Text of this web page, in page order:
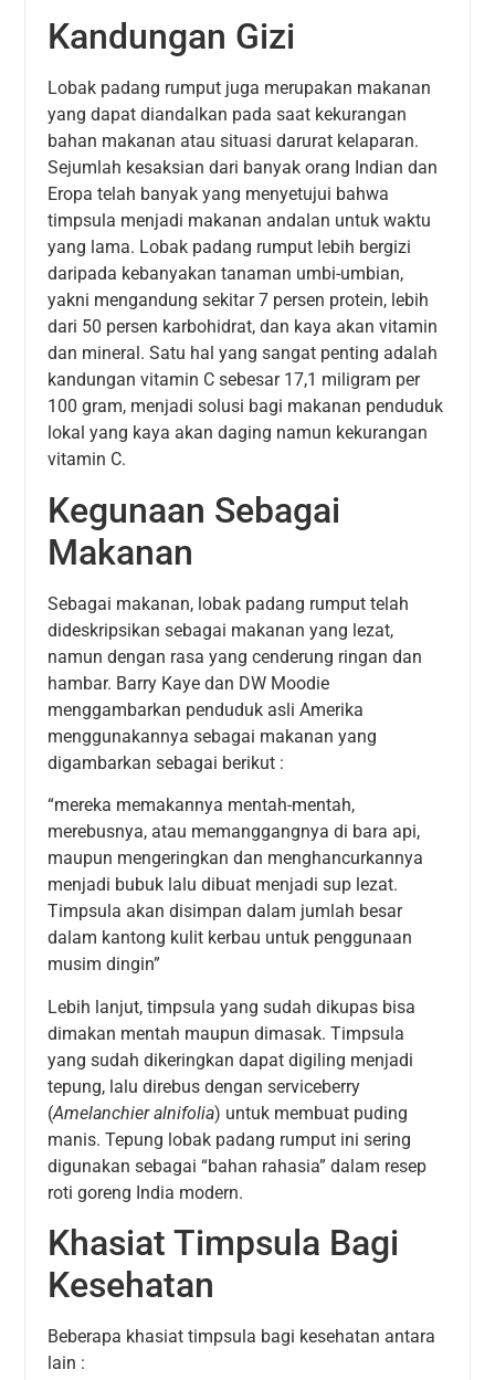
Kandungan Gizi
Lobak padang rumput juga merupakan makanan
yang dapat diandalkan pada saat kekurangan
bahan makanan atau situasi darurat kelaparan.
Sejumlah kesaksian dari banyak orang Indian dan
Eropa telah banyak yang menyetujui bahwa
timpsula menjadi makanan andalan untuk waktu
yang lama. Lobak padang rumput lebih bergizi
daripada kebanyakan tanaman umbi-umbian,
yakni mengandung sekitar 7 persen protein, lebih
dari 50 persen karbohidrat, dan kaya akan vitamin
dan mineral. Satu hal yang sangat penting adalah
kandungan vitamin C sebesar 17,1 miligram per
100 gram, menjadi solusi bagi makanan penduduk
lokal yang kaya akan daging namun kekurangan
vitamin C.
Kegunaan Sebagai
Makanan
Sebagai makanan, lobak padang rumput telah
dideskripsikan sebagai makanan yang lezat,
namun dengan rasa yang cenderung ringan dan
hambar. Barry Kaye dan DW Moodie
menggambarkan penduduk asli Amerika
menggunakannya sebagai makanan yang
digambarkan sebagai berikut :
“mereka memakannya mentah-mentah,
merebusnya, atau memanggangnya di bara api,
maupun mengeringkan dan menghancurkannya
menjadi bubuk lalu dibuat menjadi sup lezat.
Timpsula akan disimpan dalam jumlah besar
dalam kantong kulit kerbau untuk penggunaan
musim dingin”
Lebih lanjut, timpsula yang sudah dikupas bisa
dimakan mentah maupun dimasak. Timpsula
yang sudah dikeringkan dapat digiling menjadi
tepung, lalu direbus dengan serviceberry
(Amelanchier alnifolia) untuk membuat puding
manis. Tepung lobak padang rumput ini sering
digunakan sebagai “bahan rahasia” dalam resep
roti goreng India modern.
Khasiat Timpsula Bagi
Kesehatan
Beberapa khasiat timpsula bagi kesehatan antara
lain :